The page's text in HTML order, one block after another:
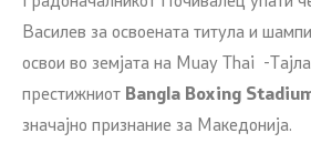
Василев за освоената титула и
освои во земјата на Muay Thai -
престижниот Bangla Boxing
значајно признание за Македонија.